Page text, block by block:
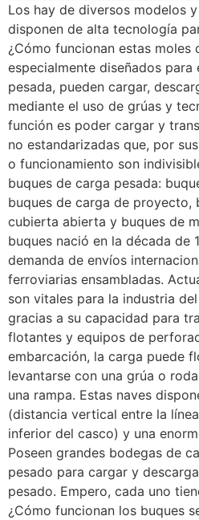
Los hay de diversos modelos
disponen de alta tecnología
¿Cómo funcionan estas moles
especialmente diseñados
pesada, pueden cargar,
mediante el uso de grúas y
función es poder cargar y
no estandarizadas que, por
o funcionamiento son
buques de carga pesada:
buques de carga de proyecto,
cubierta abierta y buques de
buques nació en la década de
demanda de envíos
ferroviarias ensambladas.
son vitales para la industria
gracias a su capacidad para
flotantes y equipos de
embarcación, la carga puede
levantarse con una grúa o
una rampa. Estas naves
(distancia vertical entre la
inferior del casco) y una
Poseen grandes bodegas de
pesado para cargar y
pesado. Empero, cada uno
¿Cómo funcionan los buques